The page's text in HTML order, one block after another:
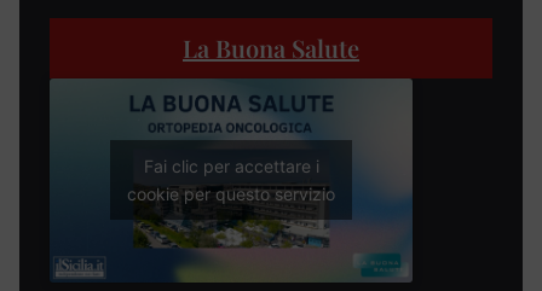
La Buona Salute
Fai clic per accettare i
cookie per questo servizio